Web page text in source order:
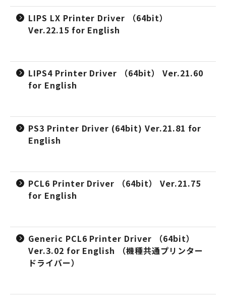
LIPS LX Printer Driver （64bit）
Ver.22.15 for English
LIPS4 Printer Driver （64bit） Ver.21.60
for English
PS3 Printer Driver (64bit) Ver.21.81 for
English
PCL6 Printer Driver （64bit） Ver.21.75
for English
Generic PCL6 Printer Driver （64bit）
Ver.3.02 for English （機種共通プリンター
ドライバー）